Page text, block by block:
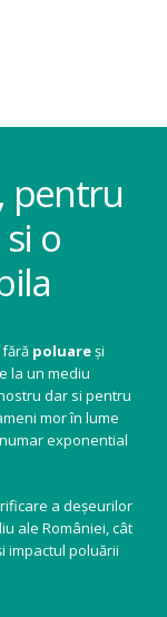
pentru
o
poluareși
la un mediu
dar si pentru
mor în lume
exponential
a deșeurilor
ale României, cât
impactul poluării